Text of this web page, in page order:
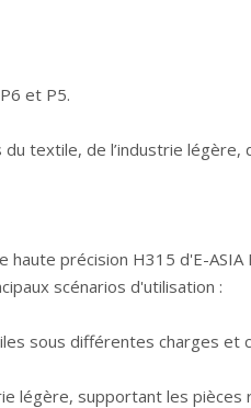
et P5.
textile, de l’industrie légère,
haute précision H315 d'E-
scénarios d'utilisation :
sous différentes charges et
légère, supportant les pièces